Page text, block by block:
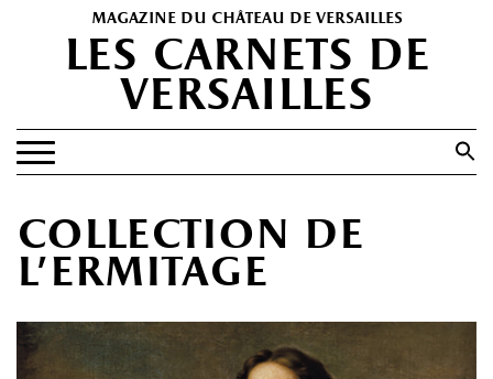
magazine du château de versailles
les carnets de
versailles
Search Button
PATRIMOINE
HISTOIRE(S)
collection de
l’ermitage